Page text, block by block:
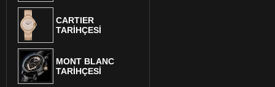
CARTIER
TARİHÇESİ
MONT BLANC
TARİHÇESİ